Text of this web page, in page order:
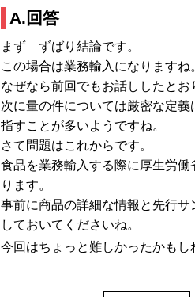
A.回答
まず ずばり結論です。
この場合は業務輸入になりますね
なぜなら前回でもお話ししたとお
次に量の件については厳密な定
指すことが多いようですね。
さて問題はこれからです。
食品を業務輸入する際に厚生労
ります。
事前に商品の詳細な情報と先行
しておいてくださいね。
今回はちょっと難しかったかもし